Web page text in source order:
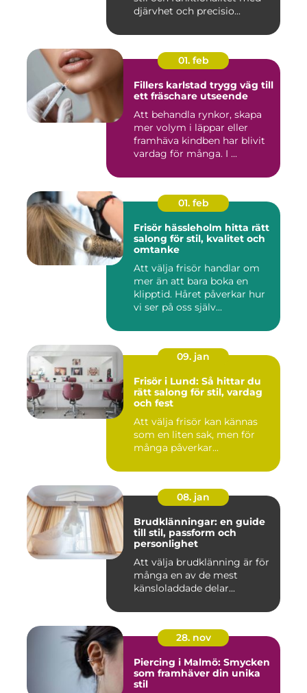
djärvhet och precisio...
01. feb
Fillers karlstad trygg väg till
ett fräschare utseende
Att behandla rynkor, skapa
mer volym i läppar eller
framhäva kindben har blivit
vardag för många. I ...
01. feb
Frisör hässleholm hitta rätt
salong för stil, kvalitet och
omtanke
Att välja frisör handlar om
mer än att bara boka en
klipptid. Håret påverkar hur
vi ser på oss själv...
09. jan
Frisör i Lund: Så hittar du
rätt salong för stil, vardag
och fest
Att välja frisör kan kännas
som en liten sak, men för
många påverkar...
08. jan
Brudklänningar: en guide
till stil, passform och
personlighet
Att välja brudklänning är för
många en av de mest
känsloladdade delar...
28. nov
Piercing i Malmö: Smycken
som framhäver din unika
stil